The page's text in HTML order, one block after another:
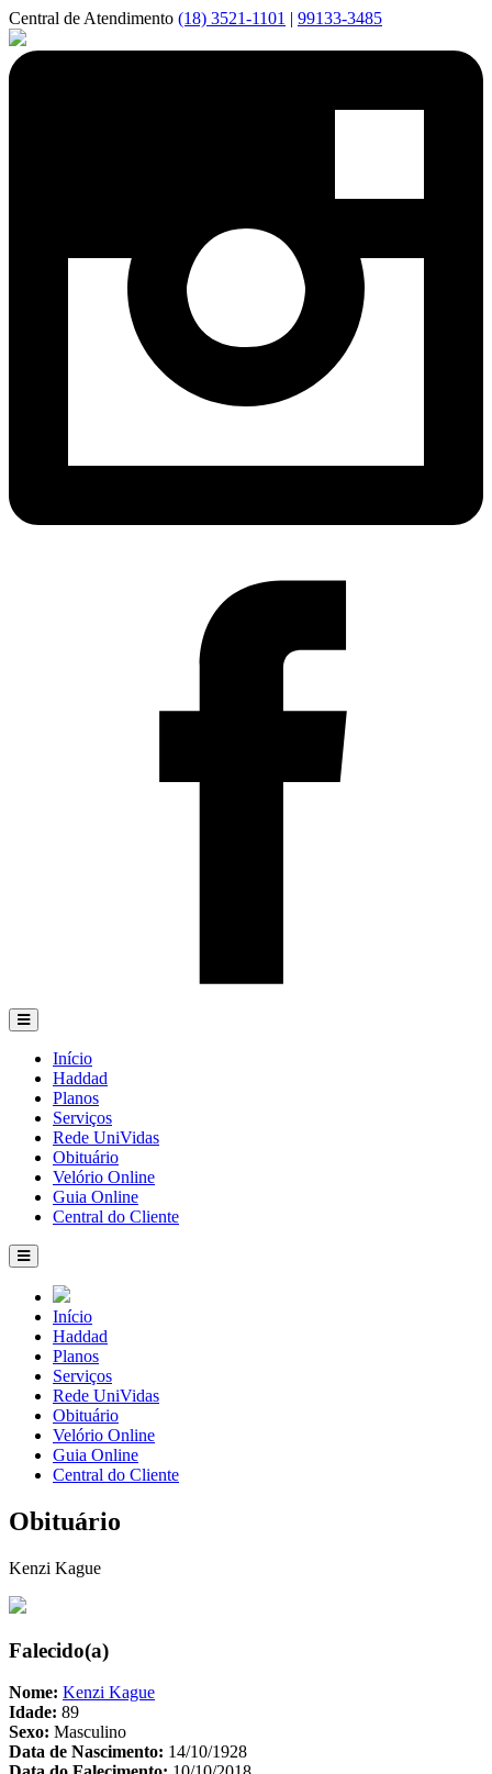
Central de Atendimento (18) 3521-1101 | 99133-3485
Início
Haddad
Planos
Serviços
Rede UniVidas
Obituário
Velório Online
Guia Online
Central do Cliente
Início
Haddad
Planos
Serviços
Rede UniVidas
Obituário
Velório Online
Guia Online
Central do Cliente
Obituário
Kenzi Kague
Falecido(a)
Nome: Kenzi Kague
Idade: 89
Sexo: Masculino
Data de Nascimento: 14/10/1928